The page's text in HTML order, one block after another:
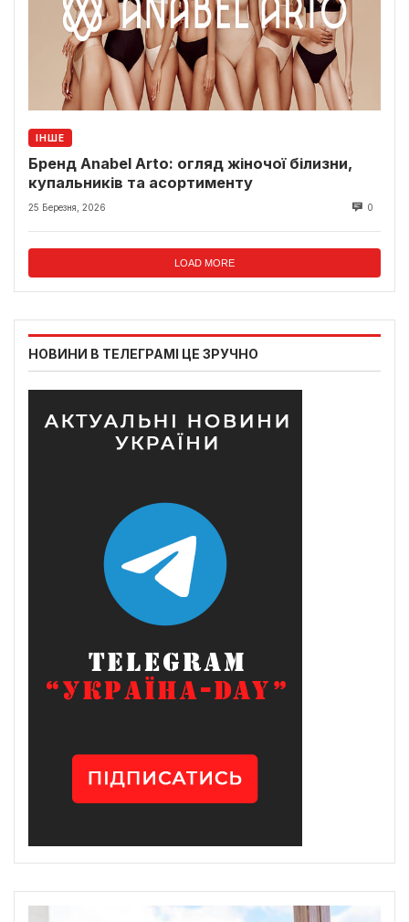
ІНШЕ
Бренд Anabel Arto: огляд жіночої білизни,
купальників та асортименту
25 Березня, 2026 0
LOAD MORE
НОВИНИ В ТЕЛЕГРАМІ ЦЕ ЗРУЧНО